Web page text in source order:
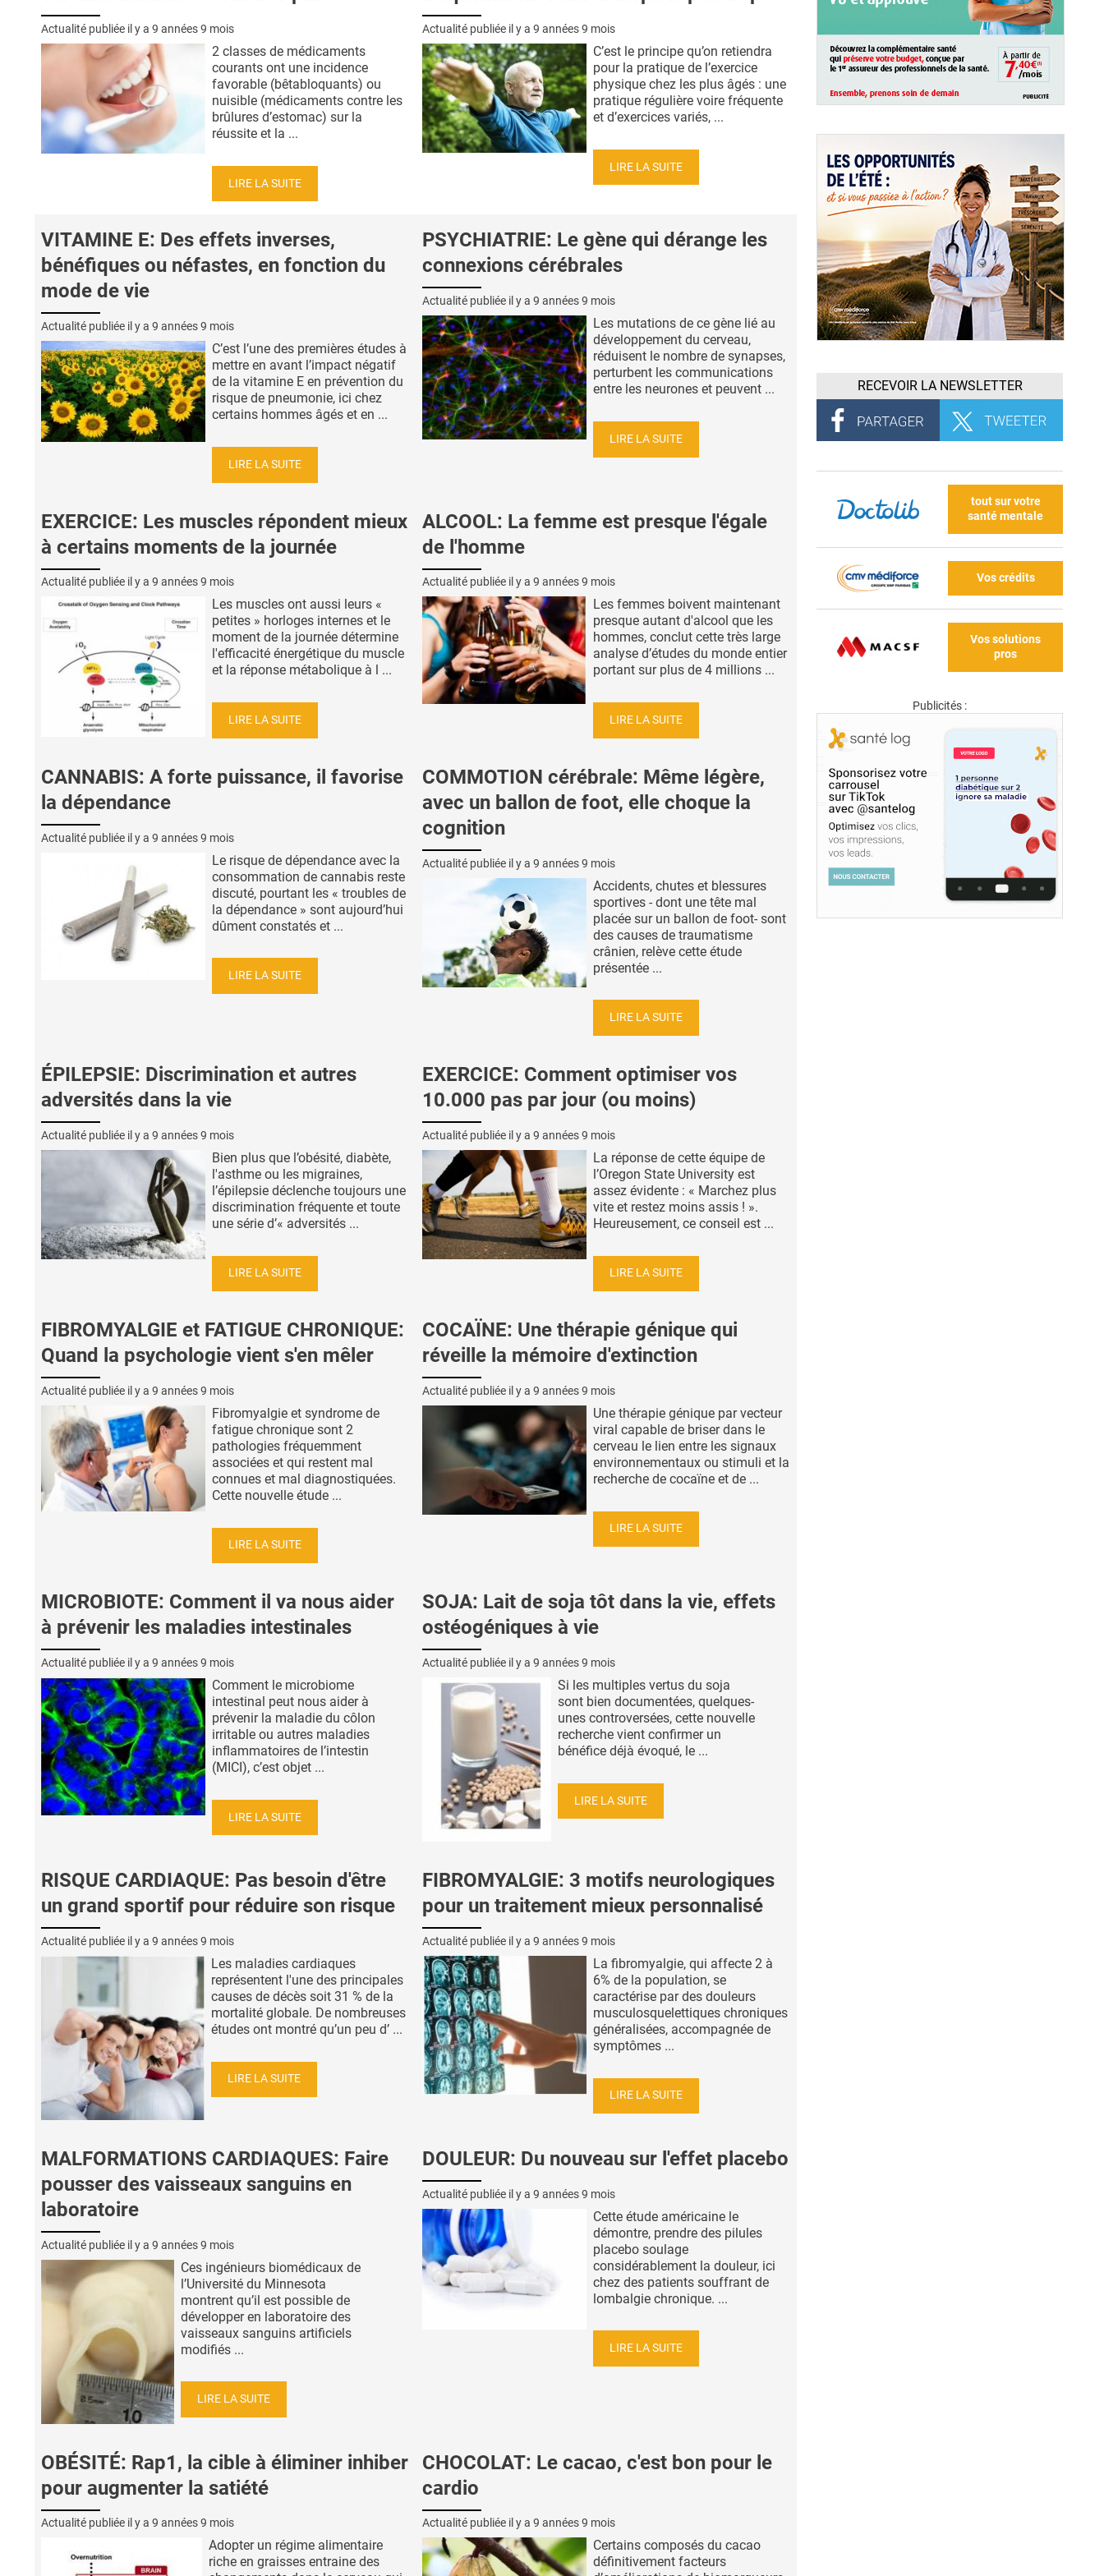
Actualité publiée il y a 9 années 9 mois
2 classes de médicaments
courants ont une incidence
favorable (bêtabloquants) ou
nuisible (médicaments contre les
brûlures d’estomac) sur la
réussite et la ...
LIRE LA SUITE
Actualité publiée il y a 9 années 9 mois
C’est le principe qu’on retiendra
pour la pratique de l’exercice
physique chez les plus âgés : une
pratique régulière voire fréquente
et d’exercices variés, ...
LIRE LA SUITE
VITAMINE E: Des effets inverses,
bénéfiques ou néfastes, en fonction du
mode de vie
Actualité publiée il y a 9 années 9 mois
C’est l’une des premières études à
mettre en avant l’impact négatif
de la vitamine E en prévention du
risque de pneumonie, ici chez
certains hommes âgés et en ...
LIRE LA SUITE
PSYCHIATRIE: Le gène qui dérange les
connexions cérébrales
Actualité publiée il y a 9 années 9 mois
Les mutations de ce gène lié au
développement du cerveau,
réduisent le nombre de synapses,
perturbent les communications
entre les neurones et peuvent ...
LIRE LA SUITE
EXERCICE: Les muscles répondent mieux
à certains moments de la journée
Actualité publiée il y a 9 années 9 mois
Les muscles ont aussi leurs «
petites » horloges internes et le
moment de la journée détermine
l'efficacité énergétique du muscle
et la réponse métabolique à l ...
LIRE LA SUITE
ALCOOL: La femme est presque l'égale
de l'homme
Actualité publiée il y a 9 années 9 mois
Les femmes boivent maintenant
presque autant d'alcool que les
hommes, conclut cette très large
analyse d’études du monde entier
portant sur plus de 4 millions ...
LIRE LA SUITE
CANNABIS: A forte puissance, il favorise
la dépendance
Actualité publiée il y a 9 années 9 mois
Le risque de dépendance avec la
consommation de cannabis reste
discuté, pourtant les « troubles de
la dépendance » sont aujourd’hui
dûment constatés et ...
LIRE LA SUITE
COMMOTION cérébrale: Même légère,
avec un ballon de foot, elle choque la
cognition
Actualité publiée il y a 9 années 9 mois
Accidents, chutes et blessures
sportives - dont une tête mal
placée sur un ballon de foot- sont
des causes de traumatisme
crânien, relève cette étude
présentée ...
LIRE LA SUITE
ÉPILEPSIE: Discrimination et autres
adversités dans la vie
Actualité publiée il y a 9 années 9 mois
Bien plus que l’obésité, diabète,
l'asthme ou les migraines,
l’épilepsie déclenche toujours une
discrimination fréquente et toute
une série d’« adversités ...
LIRE LA SUITE
EXERCICE: Comment optimiser vos
10.000 pas par jour (ou moins)
Actualité publiée il y a 9 années 9 mois
La réponse de cette équipe de
l’Oregon State University est
assez évidente : « Marchez plus
vite et restez moins assis ! ».
Heureusement, ce conseil est ...
LIRE LA SUITE
FIBROMYALGIE et FATIGUE CHRONIQUE:
Quand la psychologie vient s'en mêler
Actualité publiée il y a 9 années 9 mois
Fibromyalgie et syndrome de
fatigue chronique sont 2
pathologies fréquemment
associées et qui restent mal
connues et mal diagnostiquées.
Cette nouvelle étude ...
LIRE LA SUITE
COCAÏNE: Une thérapie génique qui
réveille la mémoire d'extinction
Actualité publiée il y a 9 années 9 mois
Une thérapie génique par vecteur
viral capable de briser dans le
cerveau le lien entre les signaux
environnementaux ou stimuli et la
recherche de cocaïne et de ...
LIRE LA SUITE
MICROBIOTE: Comment il va nous aider
à prévenir les maladies intestinales
Actualité publiée il y a 9 années 9 mois
Comment le microbiome
intestinal peut nous aider à
prévenir la maladie du côlon
irritable ou autres maladies
inflammatoires de l’intestin
(MICI), c’est objet ...
LIRE LA SUITE
SOJA: Lait de soja tôt dans la vie, effets
ostéogéniques à vie
Actualité publiée il y a 9 années 9 mois
Si les multiples vertus du soja
sont bien documentées, quelques-
unes controversées, cette nouvelle
recherche vient confirmer un
bénéfice déjà évoqué, le ...
LIRE LA SUITE
RISQUE CARDIAQUE: Pas besoin d'être
un grand sportif pour réduire son risque
Actualité publiée il y a 9 années 9 mois
Les maladies cardiaques
représentent l'une des principales
causes de décès soit 31 % de la
mortalité globale. De nombreuses
études ont montré qu’un peu d’ ...
LIRE LA SUITE
FIBROMYALGIE: 3 motifs neurologiques
pour un traitement mieux personnalisé
Actualité publiée il y a 9 années 9 mois
La fibromyalgie, qui affecte 2 à
6% de la population, se
caractérise par des douleurs
musculosquelettiques chroniques
généralisées, accompagnée de
symptômes ...
LIRE LA SUITE
MALFORMATIONS CARDIAQUES: Faire
pousser des vaisseaux sanguins en
laboratoire
Actualité publiée il y a 9 années 9 mois
Ces ingénieurs biomédicaux de
l’Université du Minnesota
montrent qu’il est possible de
développer en laboratoire des
vaisseaux sanguins artificiels
modifiés ...
LIRE LA SUITE
DOULEUR: Du nouveau sur l'effet placebo
Actualité publiée il y a 9 années 9 mois
Cette étude américaine le
démontre, prendre des pilules
placebo soulage
considérablement la douleur, ici
chez des patients souffrant de
lombalgie chronique. ...
LIRE LA SUITE
OBÉSITÉ: Rap1, la cible à éliminer inhiber
pour augmenter la satiété
Actualité publiée il y a 9 années 9 mois
Adopter un régime alimentaire
riche en graisses entraine des
CHOCOLAT: Le cacao, c'est bon pour le
cardio
Actualité publiée il y a 9 années 9 mois
Certains composés du cacao
définitivement facteurs
RECEVOIR LA NEWSLETTER
tout sur votre
santé mentale
Vos crédits
Vos solutions
pros
Publicités :